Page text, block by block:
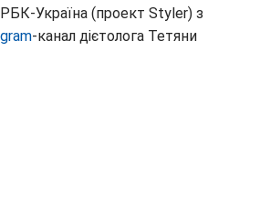
Україна (проект Styler) з
-канал дієтолога Тетяни